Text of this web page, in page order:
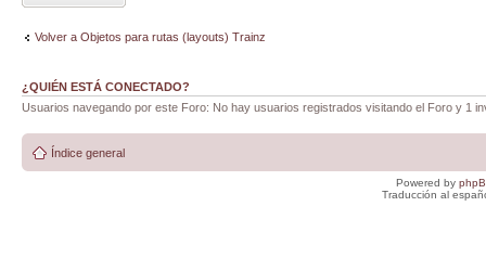
Volver a Objetos para rutas (layouts) Trainz
¿QUIÉN ESTÁ CONECTADO?
Usuarios navegando por este Foro: No hay usuarios registrados visitando el Foro y 1
Índice general
Powered by
Traducción al